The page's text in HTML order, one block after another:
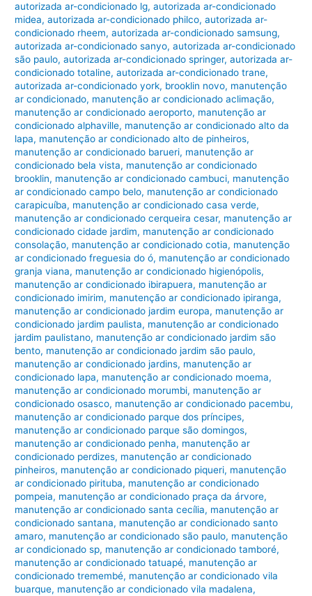
autorizada ar-condicionado lg,autorizada ar-condicionado
midea,autorizada ar-condicionado philco,autorizada ar-
condicionado rheem,autorizada ar-condicionado samsung,
autorizada ar-condicionado sanyo,autorizada ar-condicionado
são paulo,autorizada ar-condicionado springer,autorizada ar-
condicionado totaline,autorizada ar-condicionado trane,
autorizada ar-condicionado york, brooklin novo, manutenção
ar condicionado, manutenção ar condicionado aclimação,
manutenção ar condicionado aeroporto, manutenção ar
condicionado alphaville, manutenção ar condicionado alto da
lapa, manutenção ar condicionado alto de pinheiros,
manutenção ar condicionado barueri, manutenção ar
condicionado bela vista, manutenção ar condicionado
brooklin, manutenção ar condicionado cambuci, manutenção
ar condicionado campo belo, manutenção ar condicionado
carapicuíba, manutenção ar condicionado casa verde,
manutenção ar condicionado cerqueira cesar, manutenção ar
condicionado cidade jardim, manutenção ar condicionado
consolação, manutenção ar condicionado cotia, manutenção
ar condicionado freguesia do ó, manutenção ar condicionado
granja viana, manutenção ar condicionado higienópolis,
manutenção ar condicionado ibirapuera, manutenção ar
condicionado imirim, manutenção ar condicionado ipiranga,
manutenção ar condicionado jardim europa, manutenção ar
condicionado jardim paulista, manutenção ar condicionado
jardim paulistano, manutenção ar condicionado jardim são
bento, manutenção ar condicionado jardim são paulo,
manutenção ar condicionado jardins, manutenção ar
condicionado lapa, manutenção ar condicionado moema,
manutenção ar condicionado morumbi, manutenção ar
condicionado osasco, manutenção ar condicionado pacembu,
manutenção ar condicionado parque dos príncipes,
manutenção ar condicionado parque são domingos,
manutenção ar condicionado penha, manutenção ar
condicionado perdizes, manutenção ar condicionado
pinheiros, manutenção ar condicionado piqueri, manutenção
ar condicionado pirituba, manutenção ar condicionado
pompeia, manutenção ar condicionado praça da árvore,
manutenção ar condicionado santa cecília, manutenção ar
condicionado santana, manutenção ar condicionado santo
amaro, manutenção ar condicionado são paulo, manutenção
ar condicionado sp, manutenção ar condicionado tamboré,
manutenção ar condicionado tatuapé, manutenção ar
condicionado tremembé, manutenção ar condicionado vila
buarque, manutenção ar condicionado vila madalena,